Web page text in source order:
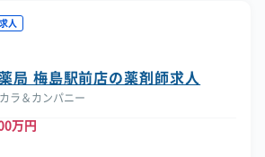
人
局 梅島駅前店の薬剤師求人
ラ＆カンパニー
万円